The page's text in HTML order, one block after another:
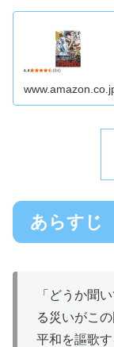
あらすじ
「どうか聞
る災いがこの
平和を謳歌